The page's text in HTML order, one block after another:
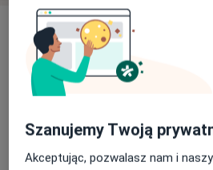
Adres
Promed w Kielcach
Szanujemy Twoją
Akceptując, pozwalasz nam i